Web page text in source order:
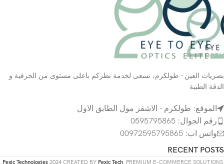
بصريات العين - طولكرم، نسعى لخدمة نظركم باعلى مستوى من الحرفية و
الدقة الطبية
الموقع: طولكرم - الاشقر مول الطابق الاول
رقم الجوال: 0595795865
واتس اب: 00972595795865
RECENT POSTS
Pexic Technologies 2024 CREATED BY Pexic Tech . PREMIUM E-COMMERCE SOLUTIONS.